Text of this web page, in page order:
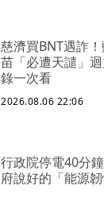
慈濟買BNT遇詐
苗「必遭天譴」
錄一次看
2026.08.06 22:06
行政院停電40分
府說好的「能源